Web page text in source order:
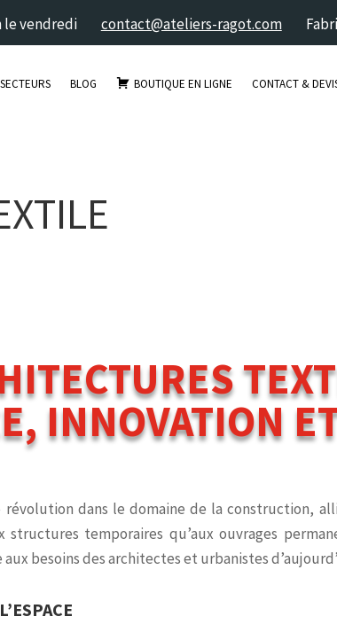
le vendredi contact@ateliers-ragot.com
SECTEURS BLOG BOUTIQUE EN LIGNE CONTACT &
INNOVATION
révolution dans le domaine de la construction,
structures temporaires qu’aux ouvrages
besoins des architectes et urbanistes